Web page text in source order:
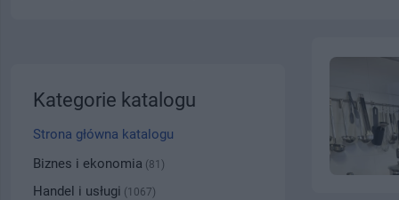
Kategorie katalogu
Strona główna katalogu
Biznes i ekonomia (81)
Handel i usługi (1067)